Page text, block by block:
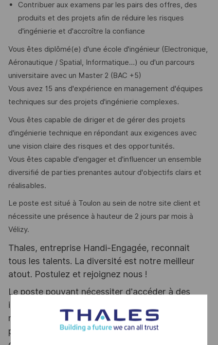
Contribuer aux examens par les pairs des offres, des
produits et des projets afin de réduire les risques
d'ingénierie et d'accroître la confiance
Vous êtes diplômé(e) d'une école d'ingénieur (Electronique,
Aéronautique / Spatial, Informatique…) ou d'un parcours
universitaire avec un Master 2 (BAC +5)
Vous avez 15 ans d'expérience en management d'équipes
techniques sur des projets d'ingénierie complexes.
Vous êtes capable de diriger et de gérer des projets
d'ingénierie technique en répondant aux exigences avec
une vision claire des risques et des opportunités.
Vous êtes capable d'engager et d'influencer un ensemble
diversifié de parties prenantes autour d'objectifs clairs et
réalisables.
Le poste est situé à Toulon au sein de notre site client et
nécessite une présence à hauteur de 2 jours par mois à
Vélizy.
Thales, entreprise Handi-Engagée, reconnait
tous les talents. La diversité est notre meilleur
atout. Postulez et rejoignez nous !
Le poste pouvant nécessiter d'accéder à des
informations relevant du secret de la défense
nationale, la personne retenue fera l'objet d'une
procédure d’habilitation, conformément aux